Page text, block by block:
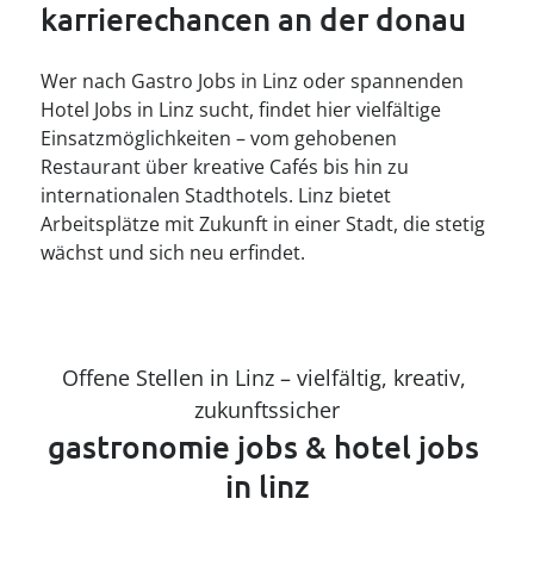
----
karrierechancen an der donau
Wer nach Gastro Jobs in Linz oder spannenden
Hotel Jobs in Linz sucht, findet hier vielfältige
Einsatzmöglichkeiten – vom gehobenen
Restaurant über kreative Cafés bis hin zu
internationalen Stadthotels. Linz bietet
Arbeitsplätze mit Zukunft in einer Stadt, die stetig
wächst und sich neu erfindet.
Offene Stellen in Linz – vielfältig, kreativ,
zukunftssicher
gastronomie jobs & hotel jobs
in linz